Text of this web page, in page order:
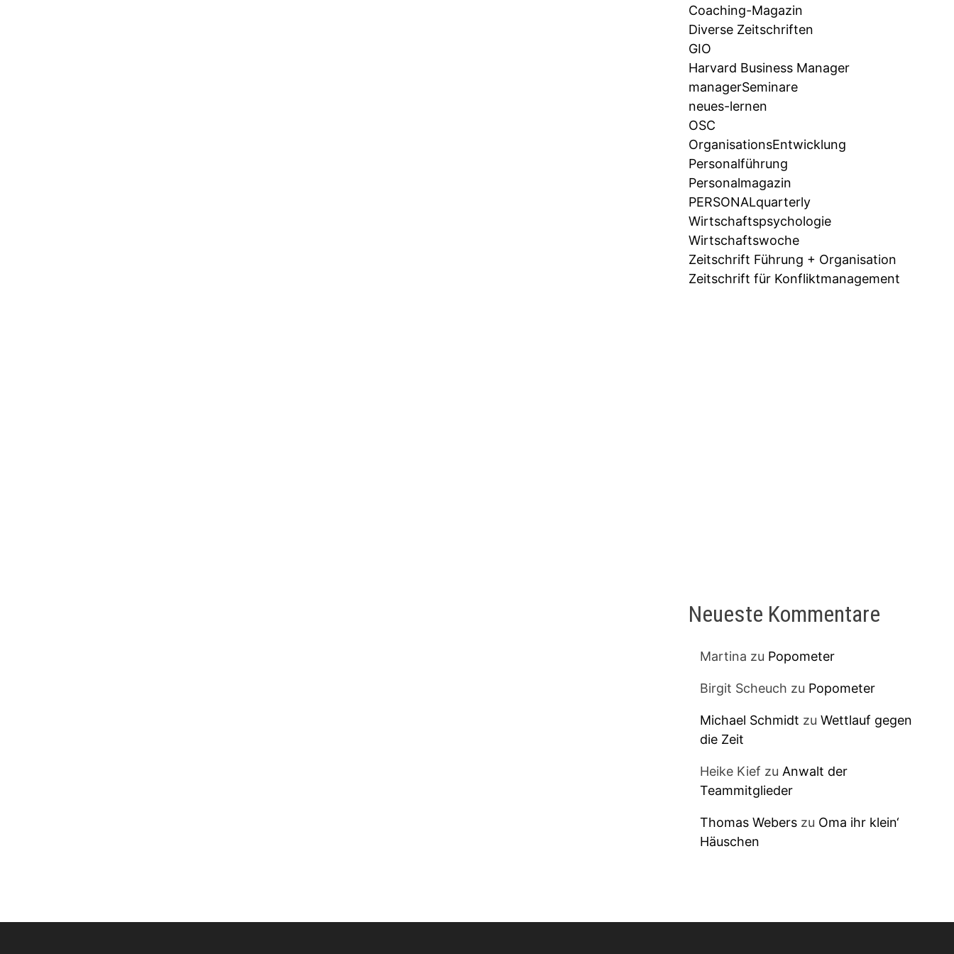
Coaching-Magazin
Diverse Zeitschriften
GIO
Harvard Business Manager
managerSeminare
neues-lernen
OSC
OrganisationsEntwicklung
Personalführung
Personalmagazin
PERSONALquarterly
Wirtschaftspsychologie
Wirtschaftswoche
Zeitschrift Führung + Organisation
Zeitschrift für Konfliktmanagement
Neueste Kommentare
Martina zu Popometer
Birgit Scheuch zu Popometer
Michael Schmidt zu Wettlauf gegen
die Zeit
Heike Kief zu Anwalt der
Teammitglieder
Thomas Weberszu Oma ihr klein‘
Häuschen